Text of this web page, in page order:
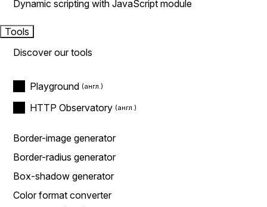
Dynamic scripting with JavaScript module
Tools
Discover our tools
Playground
HTTP Observatory
Border-image generator
Border-radius generator
Box-shadow generator
Color format converter